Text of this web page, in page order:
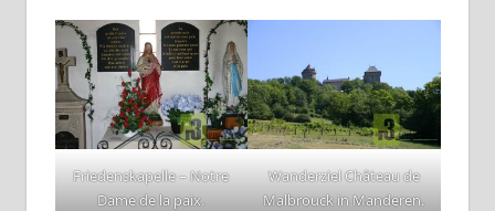
Friedenskapelle – Notre
Dame de la paix.
Wanderziel Château de
Malbrouck in Manderen.